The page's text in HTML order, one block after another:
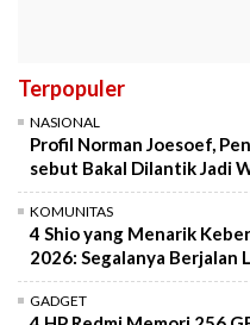
Terpopuler
NASIONAL
Profil Norman Joesoef,
sebut Bakal Dilantik Jadi
KOMUNITAS
4 Shio yang Menarik
2026: Segalanya Berjalan
GADGET